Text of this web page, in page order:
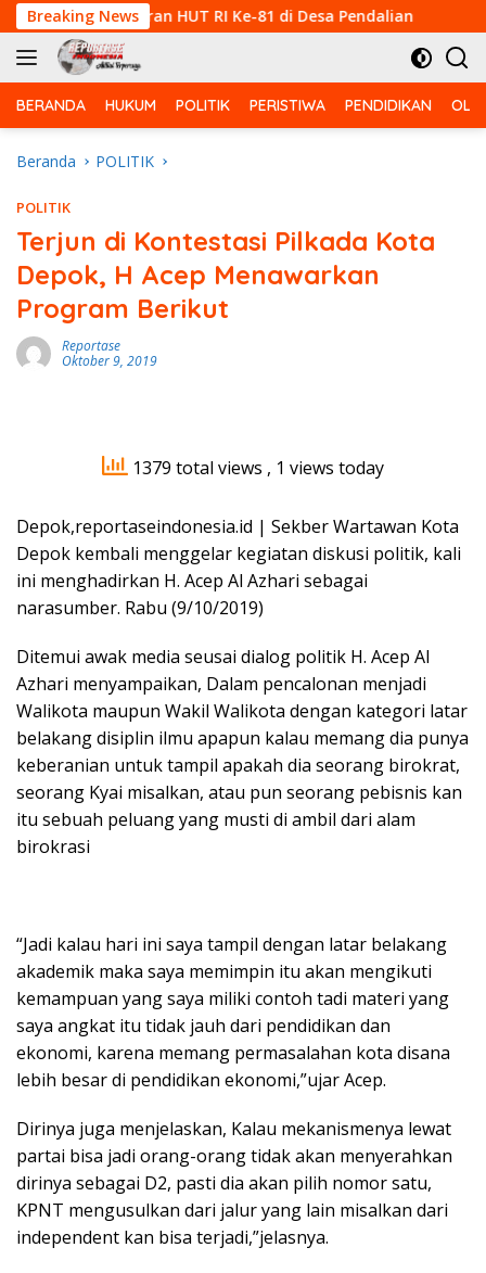
Langsung
ke
konten
Breaking News
Campuran HUT RI Ke-81 di Desa Pendalian
BERANDA HUKUM POLITIK PERISTIWA PENDIDIKAN
Beranda POLITIK
POLITIK
Terjun di Kontestasi Pilkada Kota
Depok, H Acep Menawarkan
Program Berikut
Reportase
Oktober 9, 2019
1379 total views , 1 views today
Depok,reportaseindonesia.id | Sekber Wartawan Kota
Depok kembali menggelar kegiatan diskusi politik, kali
ini menghadirkan H. Acep Al Azhari sebagai
narasumber. Rabu (9/10/2019)
Ditemui awak media seusai dialog politik H. Acep Al
Azhari menyampaikan, Dalam pencalonan menjadi
Walikota maupun Wakil Walikota dengan kategori latar
belakang disiplin ilmu apapun kalau memang dia punya
keberanian untuk tampil apakah dia seorang birokrat,
seorang Kyai misalkan, atau pun seorang pebisnis kan
itu sebuah peluang yang musti di ambil dari alam
birokrasi
“Jadi kalau hari ini saya tampil dengan latar belakang
akademik maka saya memimpin itu akan mengikuti
kemampuan yang saya miliki contoh tadi materi yang
saya angkat itu tidak jauh dari pendidikan dan
ekonomi, karena memang permasalahan kota disana
lebih besar di pendidikan ekonomi,”ujar Acep.
Dirinya juga menjelaskan, Kalau mekanismenya lewat
partai bisa jadi orang-orang tidak akan menyerahkan
dirinya sebagai D2, pasti dia akan pilih nomor satu,
KPNT mengusulkan dari jalur yang lain misalkan dari
independent kan bisa terjadi,”jelasnya.